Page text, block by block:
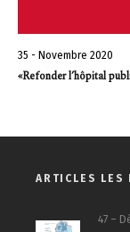
35 - Novembre 2020
«Refonder l’hôpital
ARTICLES LES
47 –